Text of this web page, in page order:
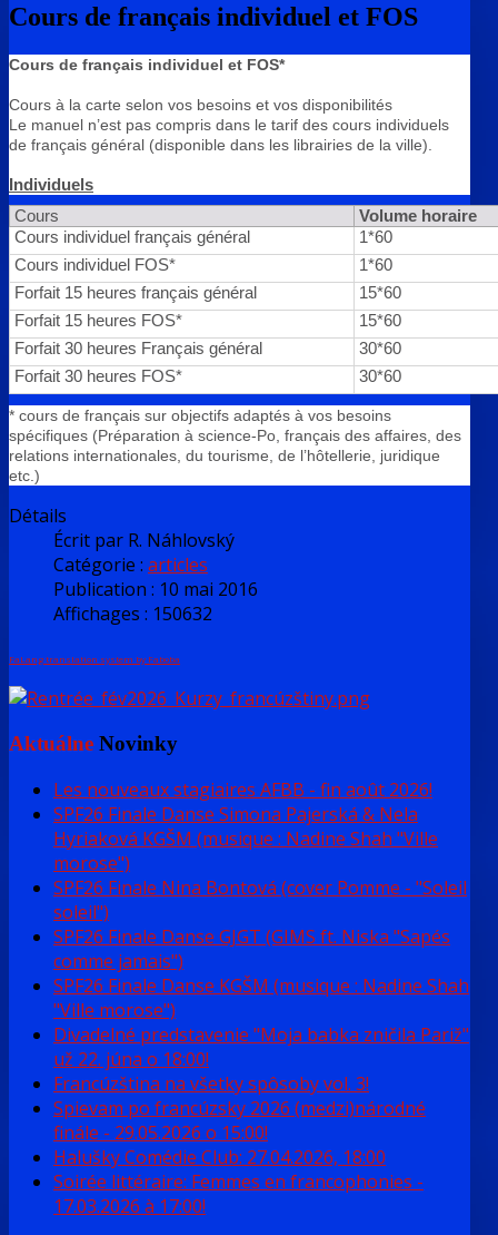
Cours de français individuel et FOS
Cours de français individuel et FOS*
Cours à la carte selon vos besoins et vos disponibilités
Le manuel n’est pas compris dans le tarif des cours individuels
de français général (disponible dans les librairies de la ville).
Individuels
Cours
Volume horaire
Cours individuel français général
1*60
Cours individuel FOS*
1*60
Forfait 15 heures français général
15*60
Forfait 15 heures FOS*
15*60
Forfait 30 heures Français général
30*60
Forfait 30 heures FOS*
30*60
* cours de français sur objectifs adaptés à vos besoins
spécifiques (Préparation à science-Po, français des affaires, des
relations internationales, du tourisme, de l’hôtellerie, juridique
etc.)
Détails
Écrit par R. Náhlovský
Catégorie : articles
Publication : 10 mai 2016
Affichages : 150632
FaLang translation system by Faboba
Aktuálne Novinky
Les nouveaux stagiaires AFBB - fin août 2026!
SPF26 Finale Danse Simona Pajerská & Nela
Hyriaková KGŠM (musique : Nadine Shah "Ville
morose")
SPF26 Finale Nina Bontová (cover Pomme - "Soleil
soleil")
SPF26 Finale Danse GJGT (GIMS ft. Niska "Sapés
comme jamais")
SPF26 Finale Danse KGŠM (musique : Nadine Shah
"Ville morose")
Divadelné predstavenie "Moja babka zničila Pariž"
už 22. júna o 18:00!
Francúzština na všetky spôsoby vol. 3!
Spievam po francúzsky 2026 (medzi)národné
finále - 29.05.2026 o 15:00!
Halušky Comédie Club: 27.04.2026, 18:00
Soirée littéraire: Femmes en francophonies -
17.03.2026 à 17:00!